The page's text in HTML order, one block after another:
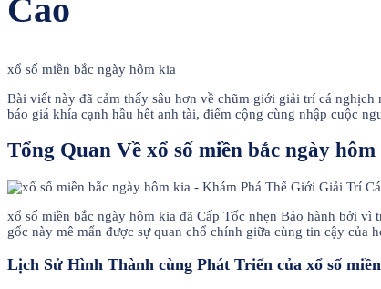
Cao
xổ số miền bắc ngày hôm kia
Bài viết này đã cảm thấy sâu hơn về chũm giới giải trí cá
báo giá khía cạnh hầu hết anh tài, điểm cộng cùng nhập cuộc
Tổng Quan Về xổ số miền bắc ngày
xổ số miền bắc ngày hôm kia đã Cấp Tốc nhẹn Bảo hành bởi
gốc này mê mẩn được sự quan chổ chính giữa cùng tin cậy của
Lịch Sử Hình Thành cùng Phát Triển của xổ số